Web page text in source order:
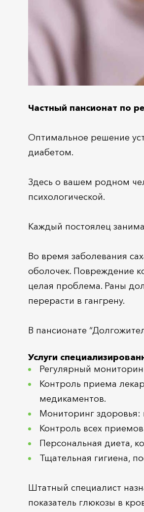
Частный пансионат по
Оптимальное решение
диабетом.
Здесь о вашем родном
психологической.
Каждый постоялец
Во время заболевания
оболочек. Повреждение
целая проблема. Раны
перерасти в гангрену.
В пансионате
Услуги
Регулярный
Контроль приема
медикаментов.
Мониторинг здоровья:
Контроль всех
Персональная диета,
Тщательная гигиена,
Штатный специалист
показатель глюкозы в